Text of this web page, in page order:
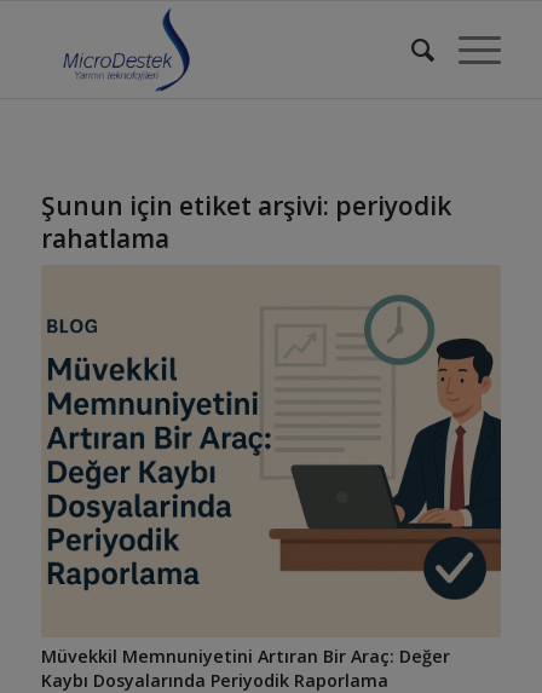
Şunun için etiket arşivi: periyodik
rahatlama
Müvekkil Memnuniyetini Artıran Bir Araç: Değer
Kaybı Dosyalarında Periyodik Raporlama